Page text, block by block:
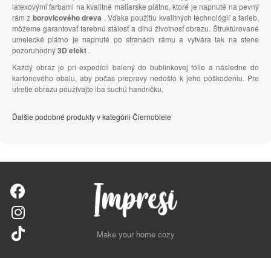
latexovými farbami na kvalitné maliarske plátno, ktoré je napnuté na pevný
rám z borovicového dreva . Vďaka použitiu kvalitných technológií a farieb,
môžeme garantovať farebnú stálosť a dlhú životnosť obrazu. Štruktúrované
umelecké plátno je napnuté po stranách rámu a vytvára tak na stene
pozoruhodný3D efekt .
Každý obraz je pri expedícii balený do bublinkovej fólie a následne do
kartónového obalu, aby počas prepravy nedošlo k jeho poškodeniu. Pre
utretie obrazu používajte iba suchú handričku.
Ďalšie podobné produkty v kategórii Čiernobiele
Make your home cozy